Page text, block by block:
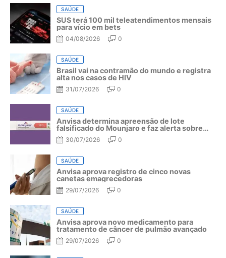
SAÚDE
SUS terá 100 mil teleatendimentos mensais
para vício em bets
04/08/2026 0
SAÚDE
Brasil vai na contramão do mundo e registra
alta nos casos de HIV
31/07/2026 0
SAÚDE
Anvisa determina apreensão de lote
falsificado do Mounjaro e faz alerta sobre
riscos do medicamento
30/07/2026 0
SAÚDE
Anvisa aprova registro de cinco novas
canetas emagrecedoras
29/07/2026 0
SAÚDE
Anvisa aprova novo medicamento para
tratamento de câncer de pulmão avançado
29/07/2026 0